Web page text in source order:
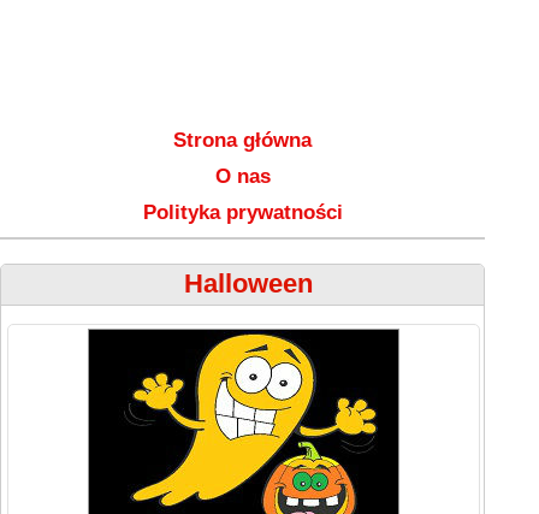
Strona główna
O nas
Polityka prywatności
Halloween